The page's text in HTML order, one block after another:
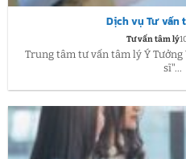
Dịch vụ Tư vấn
Tư vấn tâm lý
Trung tâm tư vấn tâm lý Ý
sĩ"...